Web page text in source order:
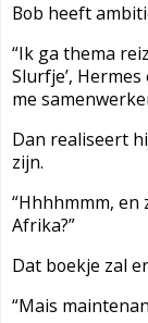
Bob heeft
“Ik ga thema
Slurfje’,
me
Dan realiseert
zijn.
“Hhhhmmm,
Afrika?”
Dat boekje zal
“Mais